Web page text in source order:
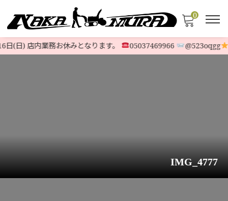
0
(日) 店内業務お休みとなります。 05037469966 @523oqgg
IMG_4777